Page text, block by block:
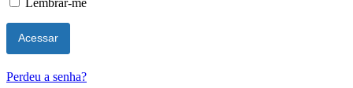
Perdeu a senha?